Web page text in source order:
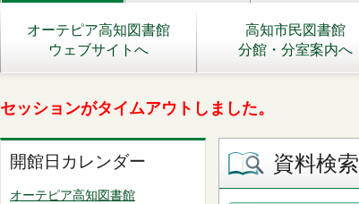
オーテピア高知図書館
ウェブサイトへ
高知市民図書館
分館・分室案内へ
セッションがタイムアウトしました。
開館日カレンダー
オーテピア高知図書館
資料検索